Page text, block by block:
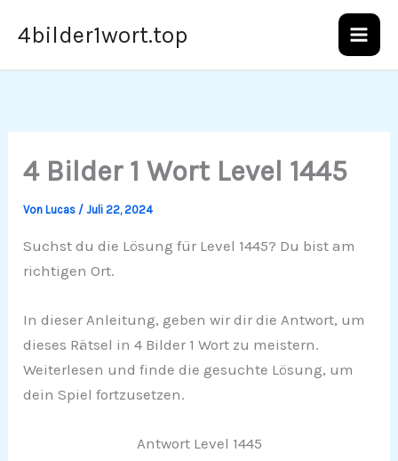
Inhalt
4bilder1wort.top
4 Bilder 1 Wort Level 1445
VonLucas /Juli 22, 2024
Suchst du die Lösung für Level 1445? Du bist am
richtigen Ort.
In dieser Anleitung, geben wir dir die Antwort, um
dieses Rätsel in 4 Bilder 1 Wort zu meistern.
Weiterlesen und finde die gesuchte Lösung, um
dein Spiel fortzusetzen.
Antwort Level 1445